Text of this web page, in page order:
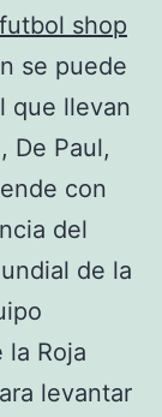
shop
se puede
que llevan
De Paul,
con
del
de la
Roja
levantar